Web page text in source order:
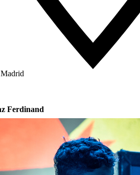
Ferdinand